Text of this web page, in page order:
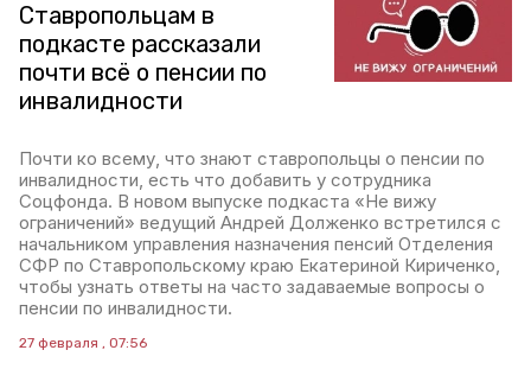
Ставропольцам в
подкасте рассказали
почти всё о пенсии по
инвалидности
Почти ко всему, что знают ставропольцы о пенсии по
инвалидности, есть что добавить у сотрудника
Соцфонда. В новом выпуске подкаста «Не вижу
ограничений» ведущий Андрей Долженко встретился с
начальником управления назначения пенсий Отделения
СФР по Ставропольскому краю Екатериной Кириченко,
чтобы узнать ответы на часто задаваемые вопросы о
пенсии по инвалидности.
27 февраля , 07:56